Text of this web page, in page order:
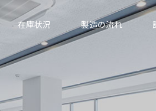
在庫状況 製造の流れ